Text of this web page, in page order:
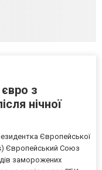
з
нічної
Європейської
Європейський Союз
заморожених